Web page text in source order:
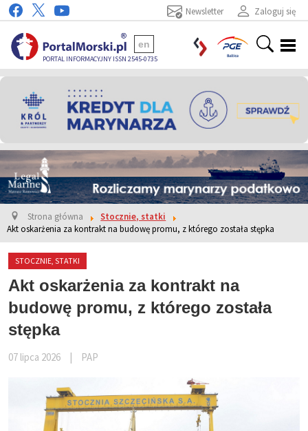
Zaloguj się
Newsletter
PORTAL INFORMACYJNY ISSN 2545-0735
en
Strona główna
Stocznie, statki
Akt oskarżenia za kontrakt na budowę promu, z którego została stępka
STOCZNIE, STATKI
Akt oskarżenia za kontrakt na
budowę promu, z którego została
stępka
07 lipca 2026 PAP